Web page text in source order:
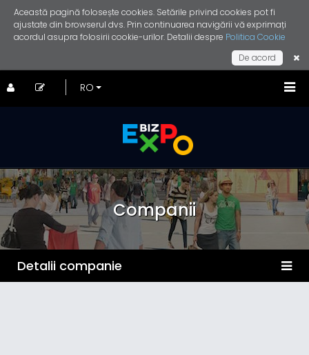
Această pagină folosește cookies. Setările privind cookies pot fi
ajustate din browserul dvs. Prin continuarea navigării vă exprimați
acordul asupra folosirii cookie-urilor. Detalii despre Politica Cookie
De acord
Companii
Detalii companie